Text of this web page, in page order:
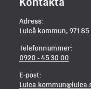
Adress:
Luleå kommun, 971 85
Telefonnummer:
0920 - 45 30 00
E-post: